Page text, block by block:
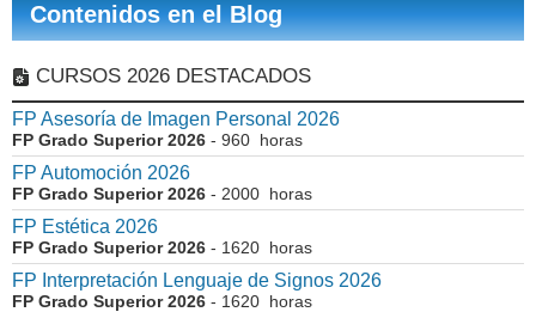
Contenidos en el Blog
CURSOS 2026 DESTACADOS
FP Asesoría de Imagen Personal 2026
FP Grado Superior 2026 - 960 horas
FP Automoción 2026
FP Grado Superior 2026 - 2000 horas
FP Estética 2026
FP Grado Superior 2026 - 1620 horas
FP Interpretación Lenguaje de Signos 2026
FP Grado Superior 2026 - 1620 horas